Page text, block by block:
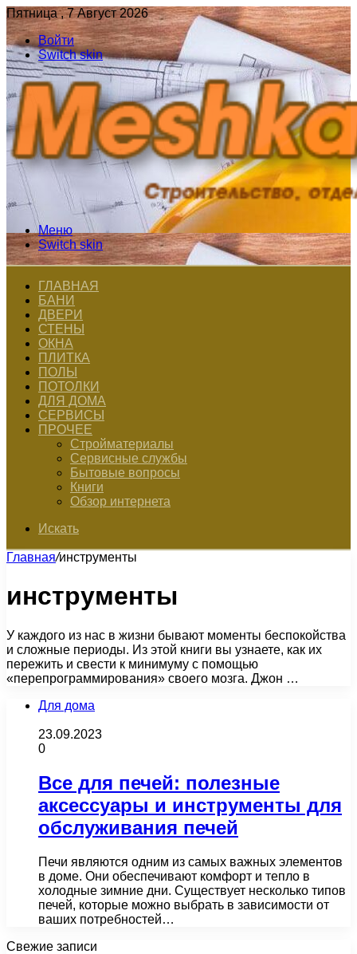
Пятница , 7 Август 2026
Войти
Switch skin
Меню
Switch skin
ГЛАВНАЯ
БАНИ
ДВЕРИ
СТЕНЫ
ОКНА
ПЛИТКА
ПОЛЫ
ПОТОЛКИ
ДЛЯ ДОМА
СЕРВИСЫ
ПРОЧЕЕ
Стройматериалы
Сервисные службы
Бытовые вопросы
Книги
Обзор интернета
Искать
Главная/инструменты
инструменты
У каждого из нас в жизни бывают моменты беспокойства
и сложные периоды. Из этой книги вы узнаете, как их
пережить и свести к минимуму с помощью
«перепрограммирования» своего мозга. Джон …
Для дома
23.09.2023
0
Все для печей: полезные
аксессуары и инструменты для
обслуживания печей
Печи являются одним из самых важных элементов
в доме. Они обеспечивают комфорт и тепло в
холодные зимние дни. Существует несколько типов
печей, которые можно выбрать в зависимости от
ваших потребностей…
Свежие записи